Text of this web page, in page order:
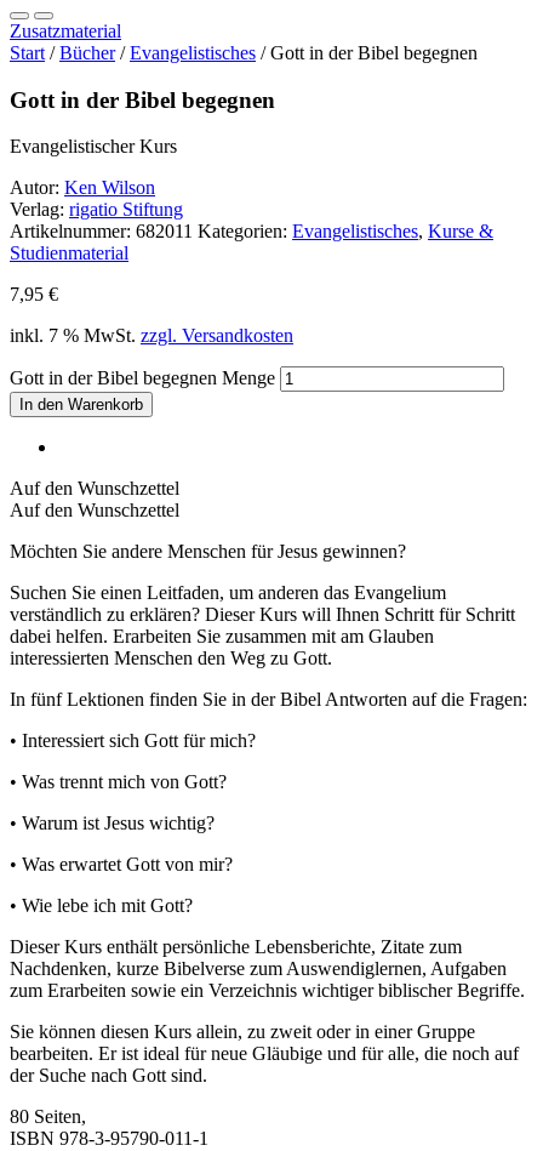
Zusatzmaterial
Start /Bücher/Evangelistisches / Gott in der Bibel begegnen
Gott in der Bibel begegnen
Evangelistischer Kurs
Autor: Ken Wilson
Verlag: rigatio Stiftung
Artikelnummer: 682011 Kategorien: Evangelistisches, Kurse &
Studienmaterial
7,95 €
inkl. 7 % MwSt. zzgl. Versandkosten
Gott in der Bibel begegnen Menge
In den Warenkorb
Auf den Wunschzettel
Auf den Wunschzettel
Möchten Sie andere Menschen für Jesus gewinnen?
Suchen Sie einen Leitfaden, um anderen das Evangelium
verständlich zu erklären? Dieser Kurs will Ihnen Schritt für Schritt
dabei helfen. Erarbeiten Sie zusammen mit am Glauben
interessierten Menschen den Weg zu Gott.
In fünf Lektionen finden Sie in der Bibel Antworten auf die Fragen:
• Interessiert sich Gott für mich?
• Was trennt mich von Gott?
• Warum ist Jesus wichtig?
• Was erwartet Gott von mir?
• Wie lebe ich mit Gott?
Dieser Kurs enthält persönliche Lebensberichte, Zitate zum
Nachdenken, kurze Bibelverse zum Auswendiglernen, Aufgaben
zum Erarbeiten sowie ein Verzeichnis wichtiger biblischer Begriffe.
Sie können diesen Kurs allein, zu zweit oder in einer Gruppe
bearbeiten. Er ist ideal für neue Gläubige und für alle, die noch auf
der Suche nach Gott sind.
80 Seiten,
ISBN 978-3-95790-011-1